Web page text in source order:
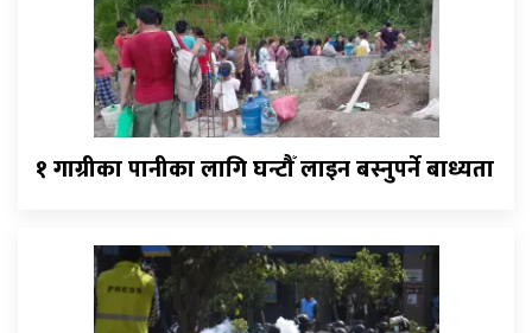
१ गाग्रीका पानीका लागि घन्टौँ लाइन बस्नुपर्ने बाध्यता